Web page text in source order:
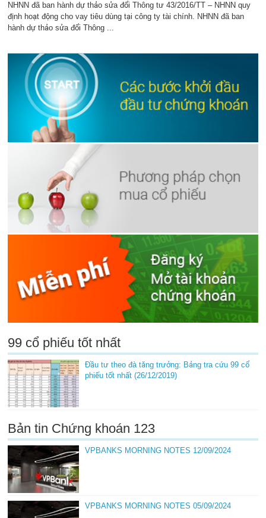
NHNN đã ban hành dự thảo sửa đổi Thông tư 43/2016/TT – NHNN quy
định hoạt động cho vay tiêu dùng tại công ty tài chính. NHNN đã ban
hành dự thảo sửa đổi Thông ...
99 cổ phiếu tốt nhất
Đầu tư theo đà tăng trưởng: Bảng tra cứu 99 cổ
phiếu tốt nhất (26/12/2019)
Bản tin Chứng khoán 123
VPBANKS MORNING NOTES 12/09/2024
VPBANKS MORNING NOTES 05/09/2024